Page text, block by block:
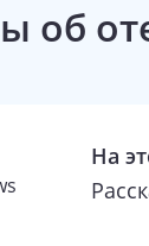
об
На